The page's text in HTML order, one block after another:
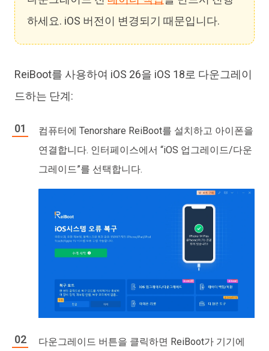
하세요. iOS 버전이 변경되기 때문입니다.
ReiBoot를 사용하여 iOS 26을 iOS 18로 다운그레이
드하는 단계:
컴퓨터에 Tenorshare ReiBoot를 설치하고 아이폰을
연결합니다. 인터페이스에서 “iOS 업그레이드/다운
그레이드”를 선택합니다.
다운그레이드 버튼을 클릭하면 ReiBoot가 기기에